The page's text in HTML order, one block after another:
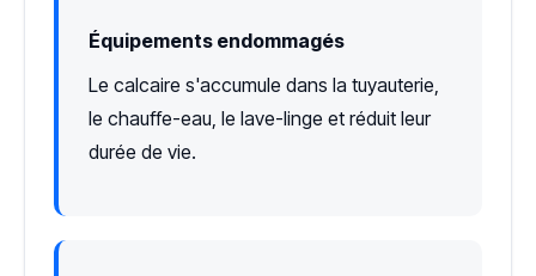
Équipements endommagés
Le calcaire s'accumule dans la tuyauterie,
le chauffe-eau, le lave-linge et réduit leur
durée de vie.